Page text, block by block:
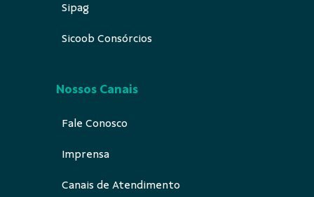
Sipag
Sicoob Consórcios
Nossos Canais
Fale Conosco
Imprensa
Canais de Atendimento